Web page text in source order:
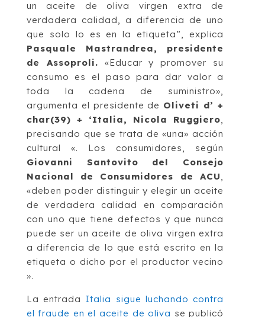
un aceite de oliva virgen extra de
verdadera calidad, a diferencia de uno
que solo lo es en la etiqueta”, explica
Pasquale Mastrandrea, presidente
de Assoproli. «Educar y promover su
consumo es el paso para dar valor a
toda la cadena de suministro»,
argumenta el presidente de Oliveti d’ +
char(39) + ‘Italia, Nicola Ruggiero,
precisando que se trata de «una» acción
cultural «. Los consumidores, según
Giovanni Santovito del Consejo
Nacional de Consumidores de ACU,
«deben poder distinguir y elegir un aceite
de verdadera calidad en comparación
con uno que tiene defectos y que nunca
puede ser un aceite de oliva virgen extra
a diferencia de lo que está escrito en la
etiqueta o dicho por el productor vecino
».
La entrada Italia sigue luchando contra
el fraude en el aceite de oliva se publicó